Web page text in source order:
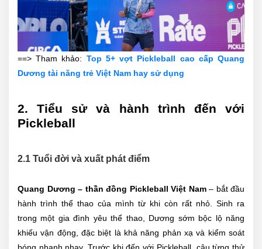
==> Tham khảo: Top 5+ vợt Pickleball cao cấp Quang
Dương tài năng trẻ Việt Nam hay sử dụng
2. Tiểu sử và hành trình đến với
Pickleball
2.1 Tuổi đời và xuất phát điểm
Quang Dương – thần đồng Pickleball Việt Nam – bắt đầu
hành trình thể thao của mình từ khi còn rất nhỏ. Sinh ra
trong một gia đình yêu thể thao, Dương sớm bộc lộ năng
khiếu vận động, đặc biệt là khả năng phản xạ và kiểm soát